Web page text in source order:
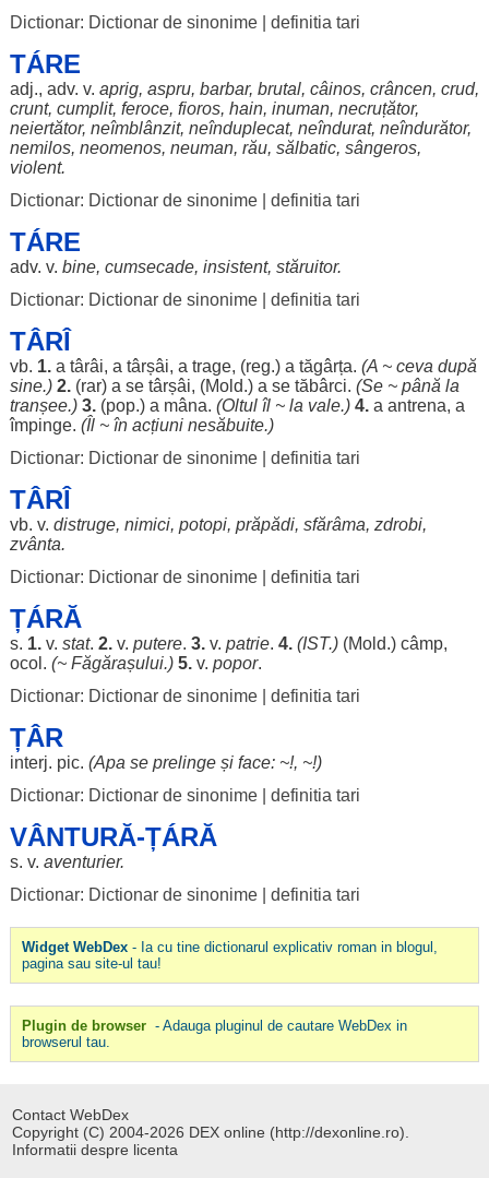
Dictionar: Dictionar de sinonime| definitia tari
TÁRE
adj., adv. v. aprig, aspru, barbar, brutal, câinos, crâncen, crud,
crunt, cumplit, feroce, fioros, hain, inuman, necruțător,
neiertător, neîmblânzit, neînduplecat, neîndurat, neîndurător,
nemilos, neomenos, neuman, rău, sălbatic, sângeros,
violent.
Dictionar: Dictionar de sinonime| definitia tari
TÁRE
adv. v. bine, cumsecade, insistent, stăruitor.
Dictionar: Dictionar de sinonime| definitia tari
TÂRÎ
vb. 1.a târâi, a târșâi, a trage, (reg.) a tăgârța. (A ~ ceva după
sine.) 2.(rar) a se târșâi, (Mold.) a se tăbârci. (Se ~ până la
tranșee.) 3.(pop.) a mâna. (Oltul îl~ la vale.) 4.a antrena, a
împinge. (Îl~ în acțiuni nesăbuite.)
Dictionar: Dictionar de sinonime| definitia tari
TÂRÎ
vb. v. distruge, nimici, potopi, prăpădi, sfărâma, zdrobi,
zvânta.
Dictionar: Dictionar de sinonime| definitia tari
ȚÁRĂ
s. 1.v. stat. 2.v. putere. 3.v. patrie. 4. (IST.)(Mold.) câmp,
ocol . (~ Făgărașului.) 5.v. popor.
Dictionar: Dictionar de sinonime| definitia tari
ȚÂR
interj. pic. (Apa se prelingeși face: ~!, ~!)
Dictionar: Dictionar de sinonime| definitia tari
VÂNTURĂ-ȚÁRĂ
s. v. aventurier.
Dictionar: Dictionar de sinonime| definitia tari
Widget WebDex- Ia cu tine dictionarul explicativ roman in blogul,
pagina sau site-ul tau!
Plugin de browser - Adauga pluginul de cautare WebDex in
browserul tau.
Contact WebDex
Copyright (C) 2004-2026 DEX online (http://dexonline.ro).
Informatii despre licenta